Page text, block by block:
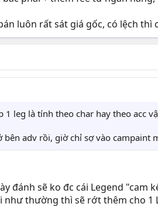
luôn rất sát giá gốc, có lệch
1 leg là tính theo char hay theo acc
adv rồi, giờ chỉ sợ vào campaint
đánh sẽ ko đc cái Legend
thường thì sẽ rớt thêm cho